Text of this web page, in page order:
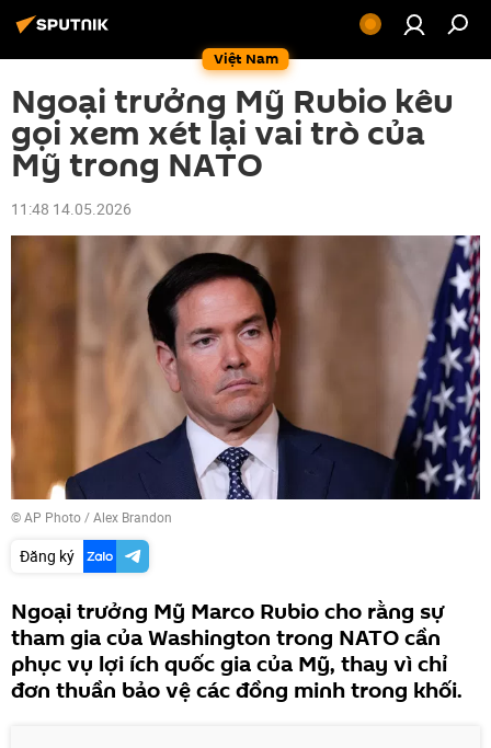
Việt Nam
Ngoại trưởng Mỹ Rubio kêu
gọi xem xét lại vai trò của
Mỹ trong NATO
11:48 14.05.2026
© AP Photo / Alex Brandon
Đăng ký
Ngoại trưởng Mỹ Marco Rubio cho rằng sự
tham gia của Washington trong NATO cần
phục vụ lợi ích quốc gia của Mỹ, thay vì chỉ
đơn thuần bảo vệ các đồng minh trong khối.